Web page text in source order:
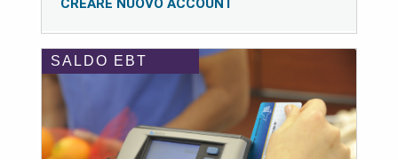
SALDO EBT